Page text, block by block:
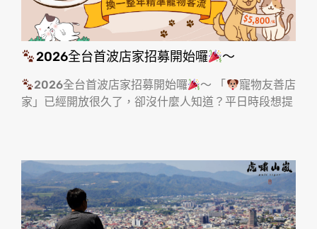
2026全台首波店家招募開始囉 ～
2026全台首波店家招募開始囉 ～ 「
寵物友善店
家」已經開放很久了，卻沒什麼人知道？平日時段想提